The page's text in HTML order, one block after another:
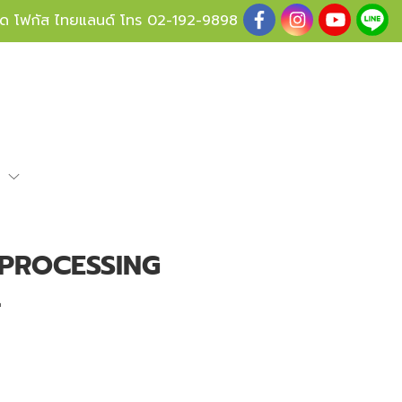
โฟกัส ไทยแลนด์ โทร 02-192-9898